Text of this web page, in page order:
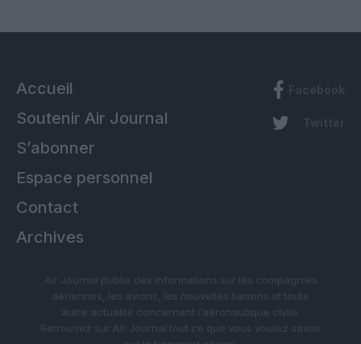
Accueil
Soutenir Air Journal
S’abonner
Espace personnel
Contact
Archives